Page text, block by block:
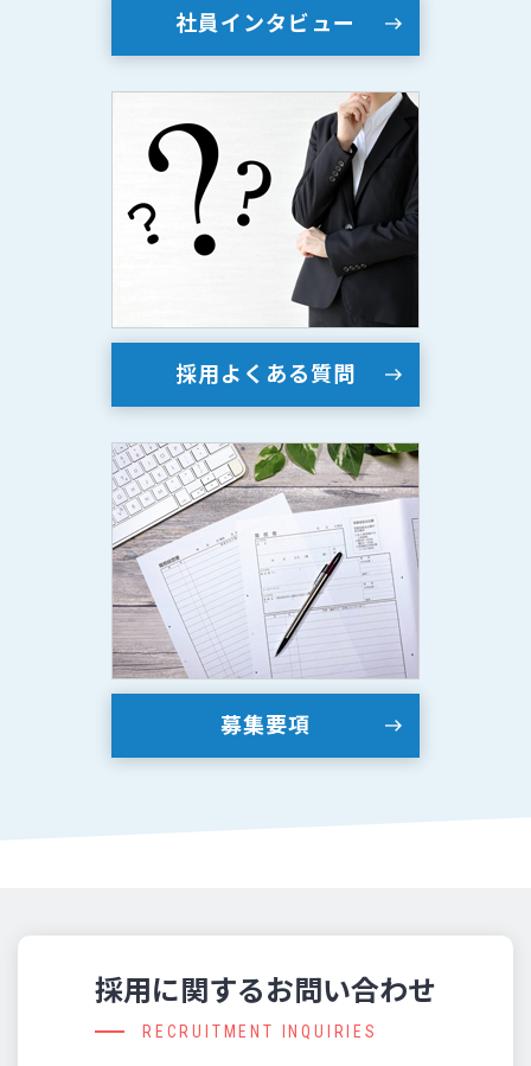
社員インタビュー
採用よくある質問
募集要項
採用に関するお問い合わせ
RECRUITMENT INQUIRIES